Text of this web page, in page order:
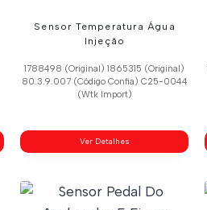
Sensor Temperatura Água
Injeção
1788498 (Original) 1865315 (Original)
80.3.9.007 (Código Confia) C25-0044
(Wtk Import)
Ver Detalhes